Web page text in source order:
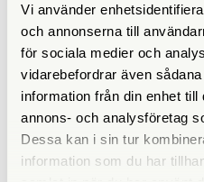
Vi använder
och annonserna till
för sociala medier och
vidarebefordrar även
information från din enhet
annons- och analysföretag
Dessa kan i sin tur
information som du har
och ljusmätarens vikt är
63mm, längd 110mm och